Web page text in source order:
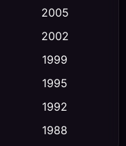
(355)
(23)
2005
2002
1999
1995
1992
1988